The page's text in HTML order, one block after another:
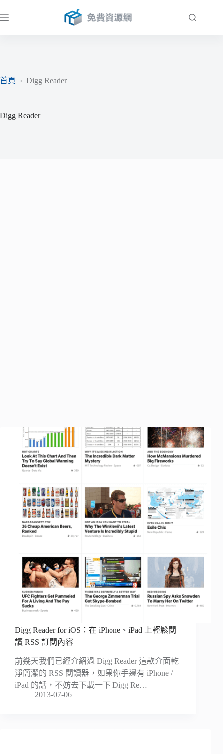
至
首頁
› Digg Reader
Digg Reader
Digg Reader for iOS：在 iPhone、iPad 上輕鬆閱
讀 RSS 訂閱內容
前幾天我們已經介紹過 Digg Reader 這款介面乾
淨簡潔的 RSS 閱讀器，如果你手邊有 iPhone /
iPad 的話，不妨去下載一下 Digg Re…
2013-07-06